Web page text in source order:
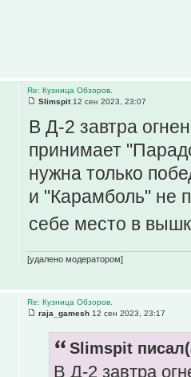
Re: Кузница Обзоров.
Slimspit12 сен 2023, 23:07
В Д-2 завтра
принимает
нужна только
и "Карамболь" не
себе место в
[удалено модератором]
Re: Кузница Обзоров.
raja_gamesh 12 сен 2023, 23:17
Slimspit
В Д-2 завтра